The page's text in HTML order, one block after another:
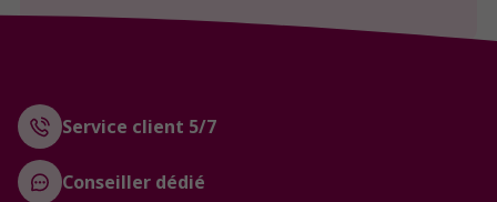
Service client 5/7
Conseiller dédié